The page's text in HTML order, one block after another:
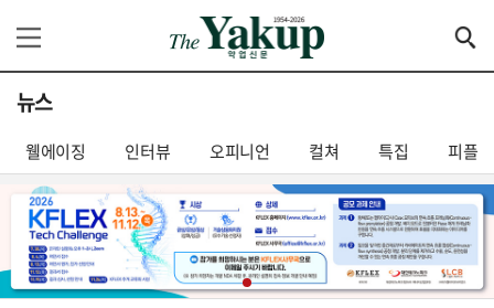
뉴스
웰에이징 인터뷰 오피니언 컬쳐 특집 피플